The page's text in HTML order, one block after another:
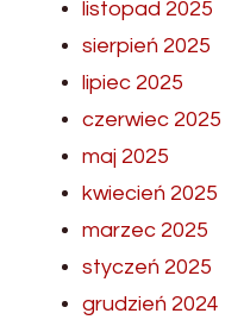
listopad 2025
sierpień 2025
lipiec 2025
czerwiec 2025
maj 2025
kwiecień 2025
marzec 2025
styczeń 2025
grudzień 2024